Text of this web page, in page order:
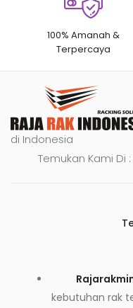
100% Amanah &
Terpercaya
di Indonesia
Temukan Kami Di :
kebutuhan rak